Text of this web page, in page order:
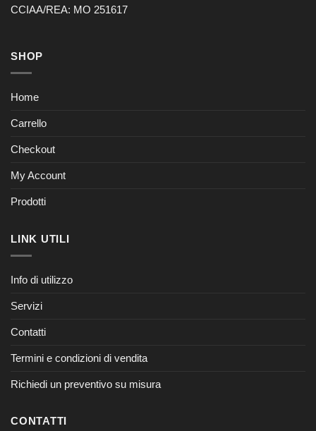
CCIAA/REA: MO 251617
SHOP
Home
Carrello
Checkout
My Account
Prodotti
LINK UTILI
Info di utilizzo
Servizi
Contatti
Termini e condizioni di vendita
Richiedi un preventivo su misura
CONTATTI